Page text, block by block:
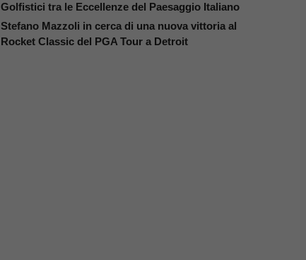
Golfistici tra le Eccellenze del Paesaggio Italiano
Stefano Mazzoli in cerca di una nuova vittoria al
Rocket Classic del PGA Tour a Detroit